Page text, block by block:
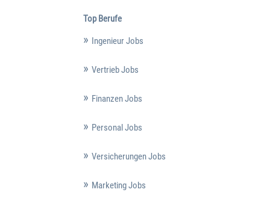
Top Berufe
Ingenieur Jobs
Vertrieb Jobs
Finanzen Jobs
Personal Jobs
Versicherungen Jobs
Marketing Jobs